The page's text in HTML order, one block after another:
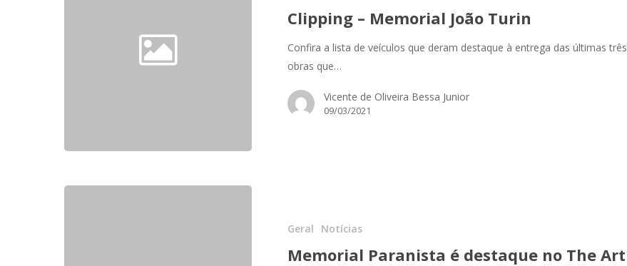
Clipping – Memorial João Turin
Confira a lista de veículos que deram destaque à entrega das últimas três
obras que…
Vicente de Oliveira Bessa Junior
09/03/2021
Geral Notícias
Memorial Paranista é destaque no The Art